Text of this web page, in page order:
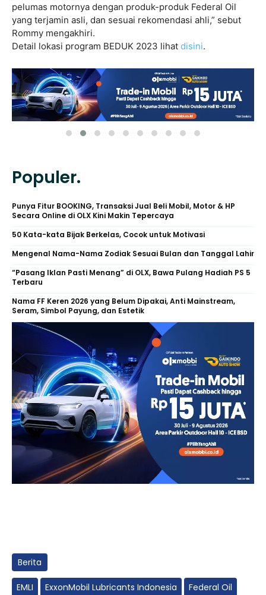
pelumas motornya dengan produk-produk Federal Oil
yang terjamin asli, dan sesuai rekomendasi ahli,” sebut
Rommy mengakhiri.
Detail lokasi program BEDUK 2023 lihat disini.
Populer.
Punya Fitur BOOKING, Transaksi Jual Beli Mobil, Motor & HP
Secara Online di OLX Kini Makin Tepercaya
50 Kata-kata Bijak Berkelas, Cocok untuk Motivasi
Mengenal Nama-Nama Zodiak Sesuai Bulan dan Tanggal Lahir
“Pasang Iklan Pasti Menang” di OLX, Bawa Pulang Hadiah PS 5
Terbaru
Nama FF Keren 2026 yang Belum Dipakai, Anti Mainstream,
Seram, Simbol Payung, dan Estetik
Berita
EMLI ExxonMobil Lubricants Indonesia Federal Oil